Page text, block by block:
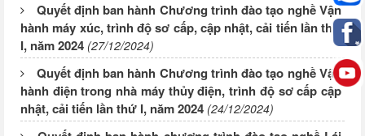
Quyết định ban hành Chương trình đào tạo nghề Vận
hành máy xúc, trình độ sơ cấp, cập nhật, cải tiến lần thứ
I, năm 2024 (27/12/2024)
Quyết định ban hành Chương trình đào tạo nghề Vận
hành điện trong nhà máy thủy điện, trình độ sơ cấp cập
nhật, cải tiến lần thứ I, năm 2024 (24/12/2024)